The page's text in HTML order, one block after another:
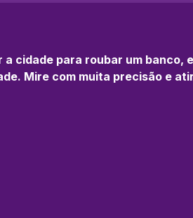
cidade para roubar um banco,
Mire com muita precisão e